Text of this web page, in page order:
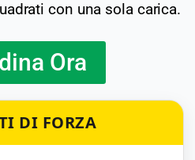
con una sola carica.
Ora
DI FORZA